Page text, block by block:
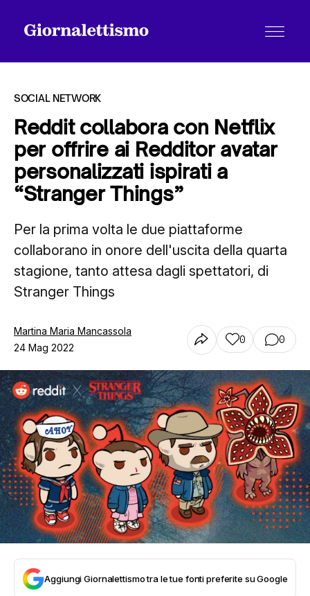
Tutti gli articoli
Chi siamo
Contatti
SOCIAL NETWORK
Reddit collabora con Netflix
per offrire ai Redditor avatar
personalizzati ispirati a
“Stranger Things”
Per la prima volta le due piattaforme
collaborano in onore dell'uscita della quarta
stagione, tanto attesa dagli spettatori, di
Stranger Things
Martina Maria Mancassola
24 Mag 2022
0 0
Aggiungi Giornalettismo tra le tue fonti preferite su Google